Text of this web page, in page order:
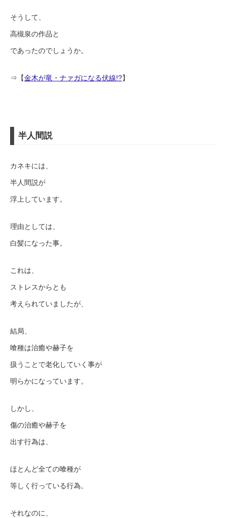
そうして、
高槻泉の作品と
であったのでしょうか。
⇒【金木が竜・ナァガになる伏線!?】
半人間説
カネキには、
半人間説が
浮上しています。
理由としては、
白髪になった事。
これは、
ストレスからとも
考えられていましたが、
結局、
喰種は治癒や赫子を
扱うことで老化していく事が
明らかになっています。
しかし、
傷の治癒や赫子を
出す行為は、
ほとんど全ての喰種が
等しく行っている行為。
それなのに、